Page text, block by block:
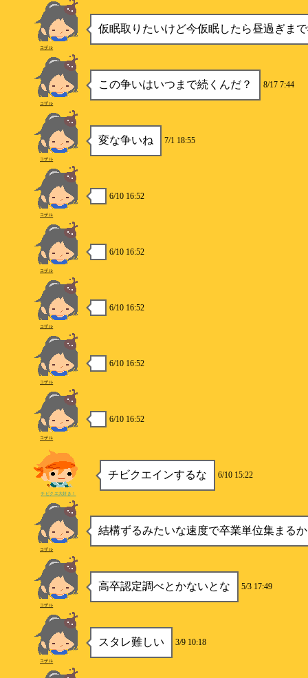
仮眠取りたいけど今仮眠したら昼過ぎま
コザル
この争いはいつまで続くんだ？ 8/17 7:44
コザル
変な争いね 7/1 18:55
コザル
6/10 16:52
コザル
6/10 16:52
コザル
6/10 16:52
コザル
6/10 16:52
コザル
6/10 16:52
コザル
チビクエインするな 6/10 15:22
チビクエ大好き！
結構ずるみたいな速度で卒業単位集まる
コザル
高卒認定調べとかないとな 5/3 17:49
コザル
スタレ難しい 3/9 10:18
コザル